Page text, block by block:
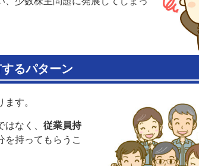
るパターン
す。
なく、 従業員持
を持ってもらうこ